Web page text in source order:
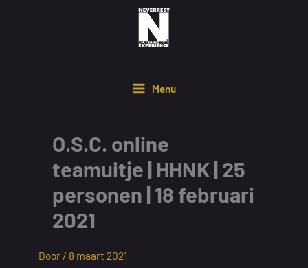
Menu
O.S.C. online
teamuitje | HHNK | 25
personen | 18 februari
2021
Door / 8 maart 2021